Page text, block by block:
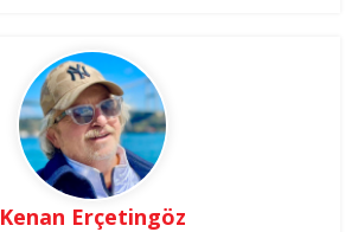
Kenan Erçetingöz